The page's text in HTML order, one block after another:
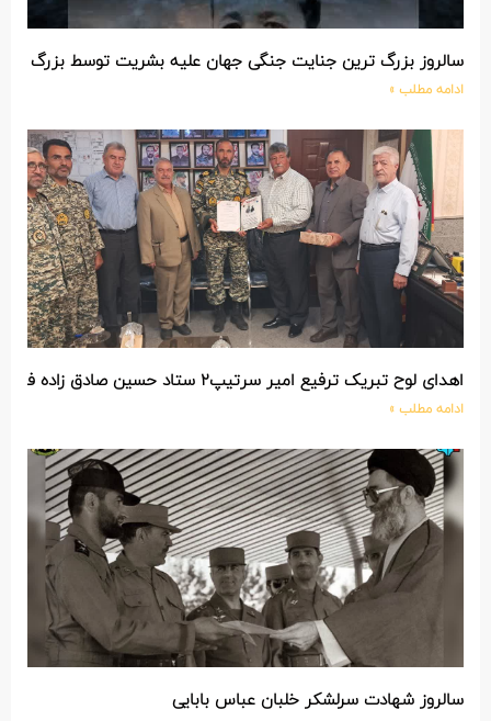
سالروز بزرگ ترین جنایت جنگی جهان علیه بشریت توسط بزرگ
ادامه مطلب »
اهدای لوح تبریک ترفیع امیر سرتیپ۲ ستاد حسین صادق زاده فرمانده تیپ ۲۵ واکنش سریع شهید آبگون نزاجا مستقر در تبریز
ادامه مطلب »
سالروز شهادت سرلشکر خلبان عباس بابایی